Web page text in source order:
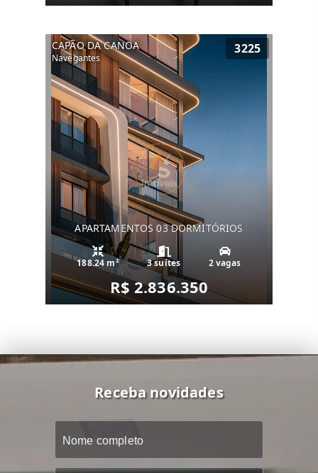
CAPÃO DA CANOA
Navegantes
3225
APARTAMENTOS 03 DORMITÓRIOS
188.24 m² 3 suítes 2 vagas
R$ 2.836.350
Receba novidades